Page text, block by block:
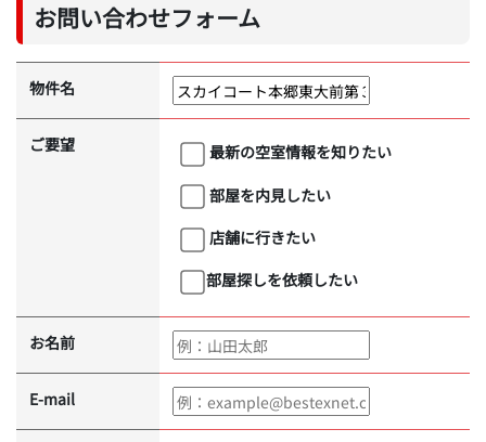
お問い合わせフォーム
物件名
ご要望
最新の空室情報を知りたい
部屋を内見したい
店舗に行きたい
部屋探しを依頼したい
お名前
E-mail